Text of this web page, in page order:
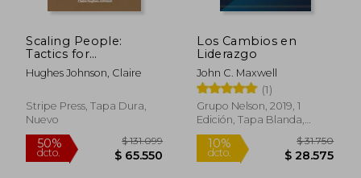
50%
dcto. $ 86.568
50%
dcto.
Scaling People:
Tactics for
Management and
Company Building
Hughes Johnson, Claire
Stripe Press, Tapa Dura,
Nuevo
Los Cambios en
Liderazgo
John C. Maxwell
(1)
Grupo Nelson, 2019, 1
Edición, Tapa Blanda,
Nuevo